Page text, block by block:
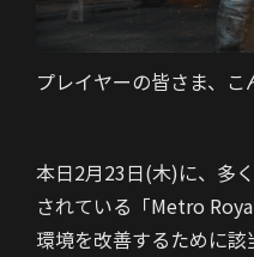
プレイヤーの皆さま、こ
本日2月23日(木)に、多
されている「Metro
環境を改善するために